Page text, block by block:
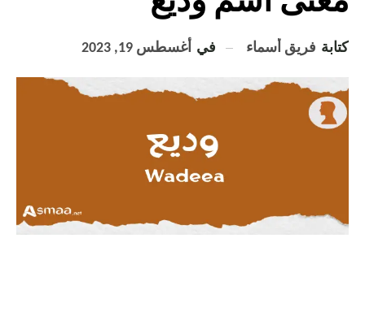
كتابة فريق أسماء في أغسطس 19, 2023